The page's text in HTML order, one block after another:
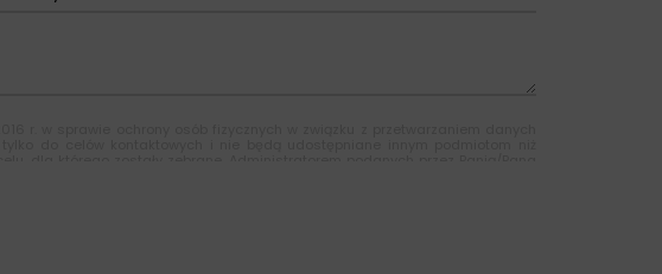
przetwarzania. Jeśli ktoś naruszy bezpieczeństwo Pana/Pani danych